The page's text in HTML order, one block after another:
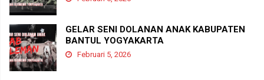
GELAR SENI DOLANAN ANAK KABUPATEN
BANTUL YOGYAKARTA
Februari 5, 2026